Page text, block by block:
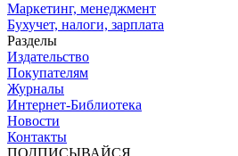
Маркетинг, менеджмент
Бухучет, налоги, зарплата
Разделы
Издательство
Покупателям
Журналы
Интернет-Библиотека
Новости
Контакты
ПОДПИСЫВАЙСЯ